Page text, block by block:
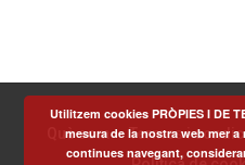
Què som Termes i
Utilitzem cookies PRÒPIES I DE
mesura de la nostra web mer
continues navegant,